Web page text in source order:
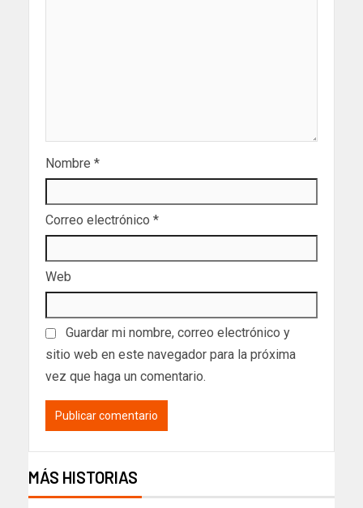
Nombre *
Correo electrónico *
Web
Guardar mi nombre, correo electrónico y
sitio web en este navegador para la próxima
vez que haga un comentario.
MÁS HISTORIAS